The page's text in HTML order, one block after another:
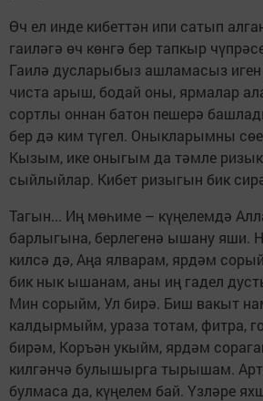
Өч ел инде кибеттән ипи сатып
гаиләгә өч көнгә бер тапкыр
Гаилә дусларыбыз ашламасыз
чиста арыш, бодай оны, ярмалар
сортлы оннан батон пешерә
бер дә ким түгел. Оныкларымны
Кызым, ике оныгым да тәмле
сыйлыйлар. Кибет ризыгын бик
Тагын... Иң мөһиме – күңелемдә
барлыгына, берлегенә ышану яши.
килсә дә, Аңа ялварам, ярдәм
бик нык ышанам, аны иң гадел
Мин сорыйм, Ул бирә. Биш вакыт
калдырмыйм, ураза тотам, фитра,
бирәм, Коръән укыйм, ярдәм
килгәнчә булышырга тырышам.
булмаса да, күңелем бай. Үзләре